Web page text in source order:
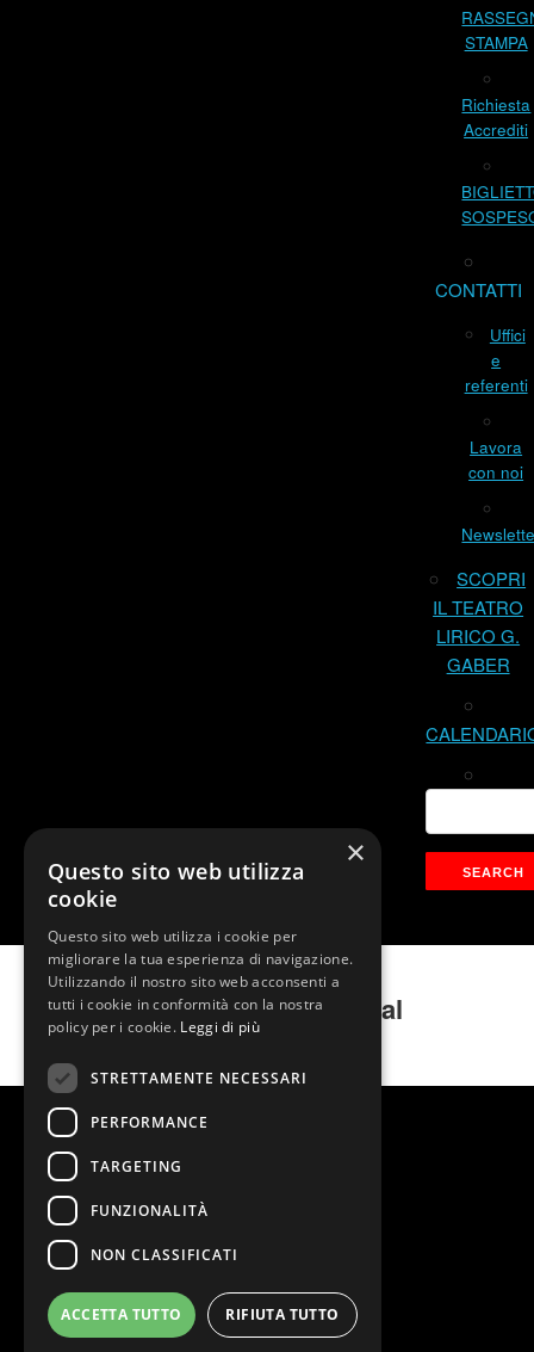
STAMPA
Richiesta
Accrediti
CONTATTI
Uffici
e
referenti
Lavora
con noi
SCOPRI
IL TEATRO
LIRICO G.
GABER
Happy Days Il Musical
@2026 Teatro Nazionale
×
Questo sito web utilizza
cookie
Questo sito web utilizza i cookie per
migliorare la tua esperienza di navigazione.
Utilizzando il nostro sito web acconsenti a
tutti i cookie in conformità con la nostra
policy per i cookie. Leggi di più
STRETTAMENTE NECESSARI
PERFORMANCE
TARGETING
FUNZIONALITÀ
NON CLASSIFICATI
ACCETTA TUTTO RIFIUTA TUTTO